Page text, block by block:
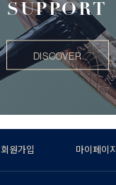
SUPPORT
DISCOVER
회원가입 마이페이지